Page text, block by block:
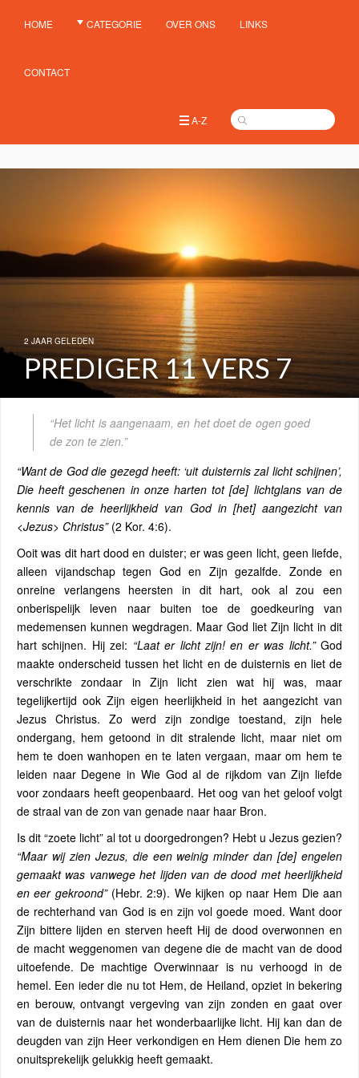
HOME CATEGORIE OVER ONS LINKS
CONTACT
A-Z
2 JAAR GELEDEN
PREDIGER 11 VERS 7
“Het licht is aangenaam, en het doet de ogen goed
de zon te zien.”
“Want de God die gezegd heeft: ‘uit duisternis zal licht schijnen’,
Die heeft geschenen in onze harten tot [de] lichtglans van de
kennis van de heerlijkheid van God in [het] aangezicht van
<Jezus> Christus”(2 Kor. 4:6).
Ooit was dit hart dood en duister; er was geen licht, geen liefde,
alleen vijandschap tegen God en Zijn gezalfde. Zonde en
onreine verlangens heersten in dit hart, ook al zou een
onberispelijk leven naar buiten toe de goedkeuring van
medemensen kunnen wegdragen. Maar God liet Zijn licht in dit
hart schijnen. Hij zei: “Laat er licht zijn! en er was licht.”God
maakte onderscheid tussen het licht en de duisternis en liet de
verschrikte zondaar in Zijn licht zien wat hij was, maar
tegelijkertijd ook Zijn eigen heerlijkheid in het aangezicht van
Jezus Christus. Zo werd zijn zondige toestand, zijn hele
ondergang, hem getoond in dit stralende licht, maar niet om
hem te doen wanhopen en te laten vergaan, maar om hem te
leiden naar Degene in Wie God al de rijkdom van Zijn liefde
voor zondaars heeft geopenbaard. Het oog van het geloof volgt
de straal van de zon van genade naar haar Bron.
Is dit “zoete licht” al tot u doorgedrongen? Hebt u Jezus gezien?
“Maar wij zien Jezus, die een weinig minder dan [de] engelen
gemaakt was vanwege het lijden van de dood met heerlijkheid
en eer gekroond”(Hebr. 2:9). We kijken op naar Hem Die aan
de rechterhand van God is en zijn vol goede moed. Want door
Zijn bittere lijden en sterven heeft Hij de dood overwonnen en
de macht weggenomen van degene die de macht van de dood
uitoefende. De machtige Overwinnaar is nu verhoogd in de
hemel. Een ieder die nu tot Hem, de Heiland, opziet in bekering
en berouw, ontvangt vergeving van zijn zonden en gaat over
van de duisternis naar het wonderbaarlijke licht. Hij kan dan de
deugden van zijn Heer verkondigen en Hem dienen Die hem zo
onuitsprekelijk gelukkig heeft gemaakt.